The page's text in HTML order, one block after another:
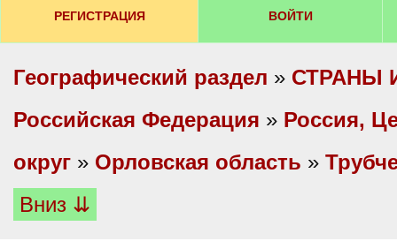
РЕГИСТРАЦИЯ ВОЙТИ
Географический раздел » СТРАНЫ
Российская Федерация » Россия,
округ » Орловская область »
Вниз ⇊